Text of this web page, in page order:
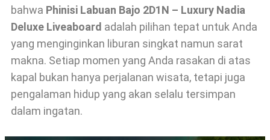
bahwa Phinisi Labuan Bajo 2D1N – Luxury Nadia
Deluxe Liveaboard adalah pilihan tepat untuk Anda
yang menginginkan liburan singkat namun sarat
makna. Setiap momen yang Anda rasakan di atas
kapal bukan hanya perjalanan wisata, tetapi juga
pengalaman hidup yang akan selalu tersimpan
dalam ingatan.